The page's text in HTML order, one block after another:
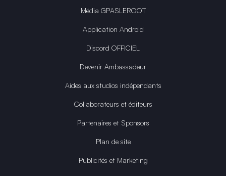
Média GPASLEROOT
Application Android
Discord OFFICIEL
Devenir Ambassadeur
Aides aux studios indépendants
Collaborateurs et éditeurs
Partenaires et Sponsors
Plan de site
Publicités et Marketing